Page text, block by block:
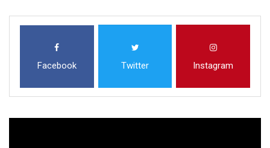
Facebook Twitter Instagram